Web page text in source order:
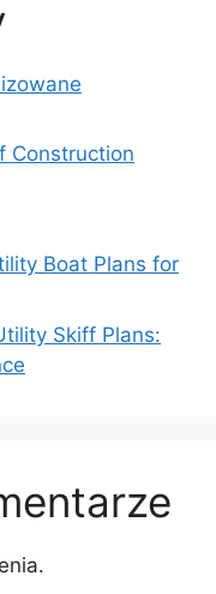
Construction
Boat Plans for
Skiff Plans: